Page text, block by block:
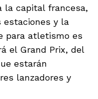
la capital francesa,
estaciones y la
para atletismo es
el Grand Prix, del
estarán
lanzadores y